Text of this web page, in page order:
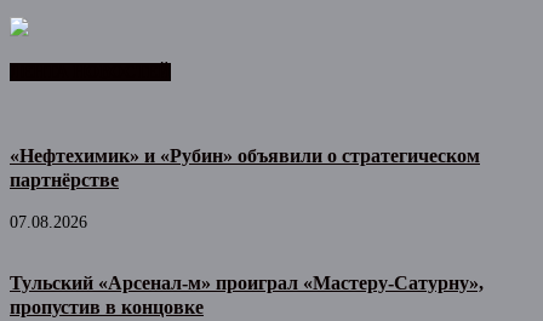
«Нефтехимик» и «Рубин» объявили о стратегическом
партнёрстве
07.08.2026
Тульский «Арсенал-м» проиграл «Мастеру-Сатурну»,
пропустив в концовке